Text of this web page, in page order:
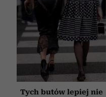
Tych butów lepiej nie